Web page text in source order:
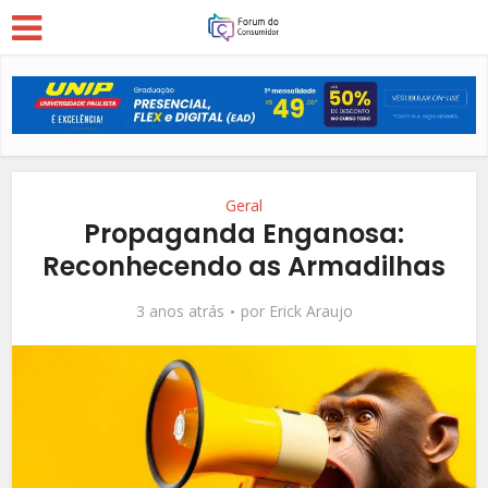
Geral
Propaganda Enganosa:
Reconhecendo as Armadilhas
3 anos atrás por Erick Araujo